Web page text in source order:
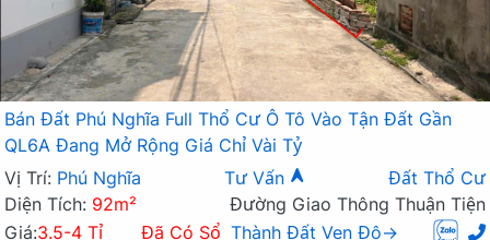
Bán Đất Phú Nghĩa Full Thổ Cư Ô Tô Vào Tận Đất Gần
QL6A Đang Mở Rộng Giá Chỉ Vài Tỷ
Vị Trí: Phú Nghĩa Tư Vấn
Đất Thổ Cư
Diện Tích: 92m²
Đường Giao Thông Thuận Tiện
Giá:3.5-4 Tỉ Đã Có Sổ Thành Đất Ven Đô→